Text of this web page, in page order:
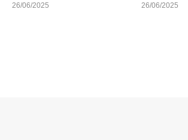
26/06/2025 26/06/2025